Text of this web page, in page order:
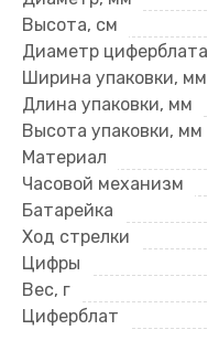
Высота, см
Диаметр циферблата
Ширина упаковки, мм
Длина упаковки, мм
Высота упаковки, мм
Материал
Часовой механизм
Батарейка
Ход стрелки
Цифры
Вес, г
Циферблат